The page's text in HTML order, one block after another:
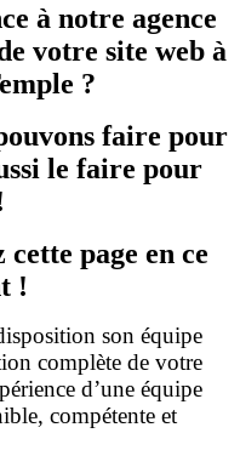
à notre agence
votre site web à
?
faire pour
le faire pour
page en ce
!
son équipe
complète de votre
d’une équipe
compétente et